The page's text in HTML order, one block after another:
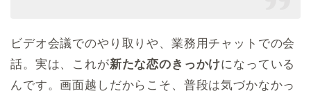
ビデオ会議でのやり取りや、業務用チャットでの会
話。実は、これが新たな恋のきっかけになっている
んです。画面越しだからこそ、普段は気づかなかっ